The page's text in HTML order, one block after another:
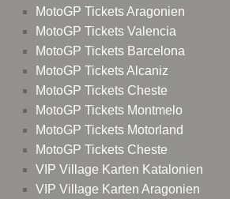
MotoGP Tickets Aragonien
MotoGP Tickets Valencia
MotoGP Tickets Barcelona
MotoGP Tickets Alcaniz
MotoGP Tickets Cheste
MotoGP Tickets Montmelo
MotoGP Tickets Motorland
MotoGP Tickets Cheste
VIP Village Karten Katalonien
VIP Village Karten Aragonien